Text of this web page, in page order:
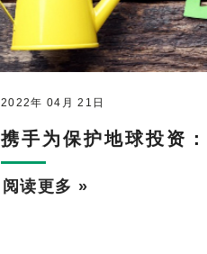
2022年 04月 21日
携手为保护地球投资
阅读更多 »